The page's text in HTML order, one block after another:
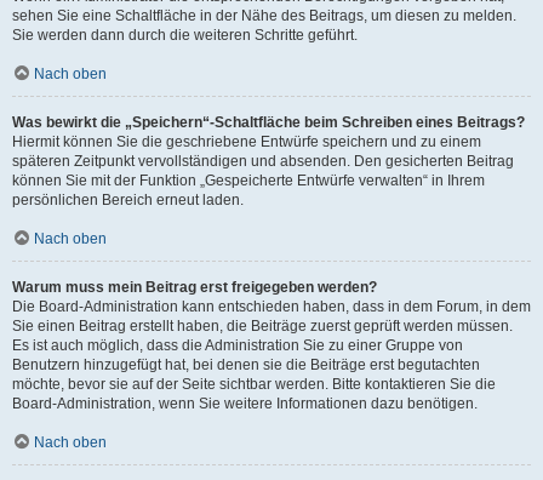
sehen Sie eine Schaltfläche in der Nähe des Beitrags, um diesen zu melden.
Sie werden dann durch die weiteren Schritte geführt.
Nach oben
Was bewirkt die „Speichern“-Schaltfläche beim Schreiben eines Beitrags?
Hiermit können Sie die geschriebene Entwürfe speichern und zu einem
späteren Zeitpunkt vervollständigen und absenden. Den gesicherten Beitrag
können Sie mit der Funktion „Gespeicherte Entwürfe verwalten“ in Ihrem
persönlichen Bereich erneut laden.
Nach oben
Warum muss mein Beitrag erst freigegeben werden?
Die Board-Administration kann entschieden haben, dass in dem Forum, in dem
Sie einen Beitrag erstellt haben, die Beiträge zuerst geprüft werden müssen.
Es ist auch möglich, dass die Administration Sie zu einer Gruppe von
Benutzern hinzugefügt hat, bei denen sie die Beiträge erst begutachten
möchte, bevor sie auf der Seite sichtbar werden. Bitte kontaktieren Sie die
Board-Administration, wenn Sie weitere Informationen dazu benötigen.
Nach oben